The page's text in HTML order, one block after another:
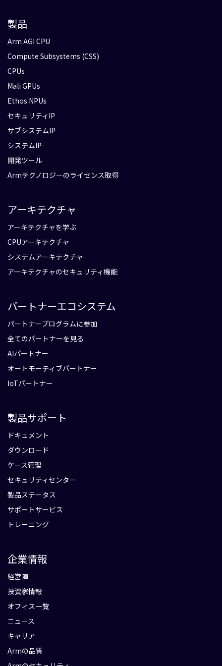
製品
Arm AGI CPU
Compute Subsystems (CSS)
CPUs
Mali GPUs
Ethos NPUs
セキュリティIP
サブシステムIP
システムIP
開発ツール
Armテクノロジーのライセンス取得
アーキテクチャ
アーキテクチャを学ぶ
CPUアーキテクチャ
システムアーキテクチャ
アーキテクチャのセキュリティ機能
パートナーエコシステム
パートナープログラムに参加
全てのパートナーを見る
AIパートナー
オートモーティブパートナー
IoTパートナー
製品サポート
ドキュメント
ダウンロード
ケース管理
セキュリティセンター
製品ステータス
サポートサービス
トレーニング
企業情報
経営陣
投資家情報
オフィス一覧
ニュース
キャリア
Armの品質